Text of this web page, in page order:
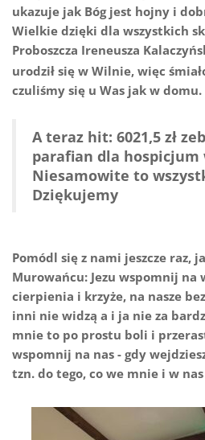
ukazuje jak Bóg jest hojny i
Wielkie dzięki dla wszystkich
Proboszcza Ireneusza
urodził się w Wilnie, więc
czuliśmy się u Was jak w domu.
A teraz hit: 6021,5 zł
parafian dla hospicjum
Niesamowite to
Dziękujemy
Pomódl się z nami jeszcze raz,
Murowańcu: Jezu wspomnij na
cierpienia i krzyże, na nasze
inni nie widzą a i ja nie za
mnie to po prostu boli i
wspomnij na nas - gdy
tzn. do tego, co we mnie i w nas